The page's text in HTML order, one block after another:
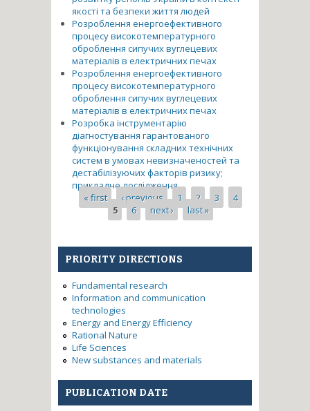
якості та безпеки життя людей
Розроблення енергоефективного
процесу високотемпературного
оброблення сипучих вуглецевих
матеріалів в електричних печах
Розроблення енергоефективного
процесу високотемпературного
оброблення сипучих вуглецевих
матеріалів в електричних печах
Розробка інструментарію
діагностування гарантованого
функціонування складних технічних
систем в умовах невизначеностей та
дестабілізуючих факторів ризику;
прикладне дослідження
Pages
« first ‹ previous 1 2 3
4
5
6 next › last »
PRIORITY DIRECTIONS
Fundamental research
Information and communication
technologies
Energy and Energy Efficiency
Rational Nature
Life Sciences
New substances and materials
PUBLICATION DATE